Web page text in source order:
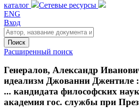
каталог
Сетевые ресурсы
ENG
Вход
Поиск
Расширенный поиск
Генералов, Александр
идеализм Джованни Джентиле :
... кандидата философских
академия гос. службы при